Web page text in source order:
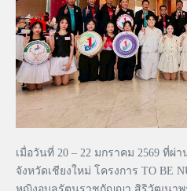
เมื่อวันที่ 20 – 22 มกราคม 2569 ที่ผ่
จังหวัดเชียงใหม่ โครงการ TO BE